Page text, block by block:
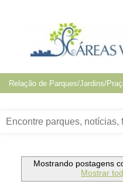
Mostrando postagens
Mostrar